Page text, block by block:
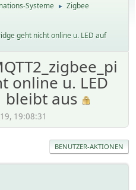
Systeme ► Zigbee
geht nicht online u. LED auf
online u. LED
bleibt aus
19:08:31
BENUTZER-AKTIONEN